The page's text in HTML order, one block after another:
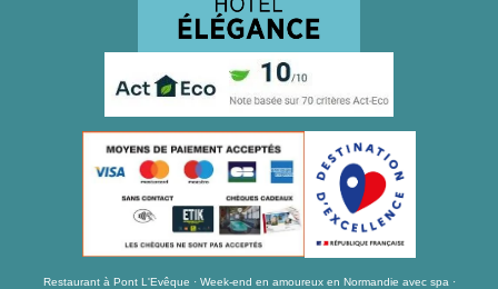
Restaurant à Pont L'Evêque
Week-end en amoureux en Normandie avec spa